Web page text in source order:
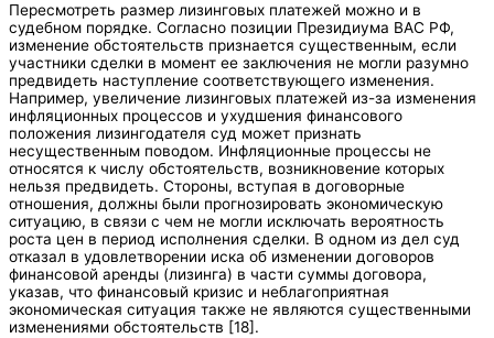
Пересмотреть размер лизинговых платежей можно и в
судебном порядке. Согласно позиции Президиума ВАС РФ,
изменение обстоятельств признается существенным, если
участники сделки в момент ее заключения не могли разумно
предвидеть наступление соответствующего изменения.
Например, увеличение лизинговых платежей из-за изменения
инфляционных процессов и ухудшения финансового
положения лизингодателя суд может признать
несущественным поводом. Инфляционные процессы не
относятся к числу обстоятельств, возникновение которых
нельзя предвидеть. Стороны, вступая в договорные
отношения, должны были прогнозировать экономическую
ситуацию, в связи с чем не могли исключать вероятность
роста цен в период исполнения сделки. В одном из дел суд
отказал в удовлетворении иска об изменении договоров
финансовой аренды (лизинга) в части суммы договора,
указав, что финансовый кризис и неблагоприятная
экономическая ситуация также не являются существенными
изменениями обстоятельств [18].